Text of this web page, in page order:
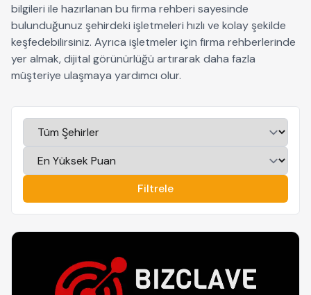
bilgileri ile hazırlanan bu firma rehberi sayesinde
bulunduğunuz şehirdeki işletmeleri hızlı ve kolay şekilde
keşfedebilirsiniz. Ayrıca işletmeler için firma rehberlerinde
yer almak, dijital görünürlüğü artırarak daha fazla
müşteriye ulaşmaya yardımcı olur.
Filtrele